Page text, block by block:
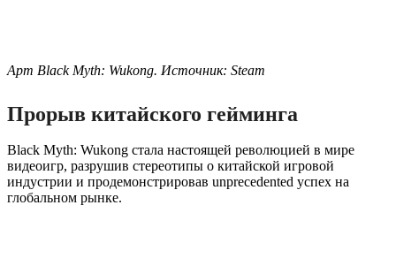
Арт Black Myth: Wukong. Источник: Steam
Прорыв китайского гейминга
Black Myth: Wukong стала настоящей революцией в мире
видеоигр, разрушив стереотипы о китайской игровой
индустрии и продемонстрировав unprecedented успех на
глобальном рынке.